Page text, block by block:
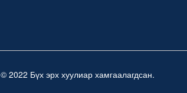
© 2022 Бүх эрх хуулиар хамгаалагдсан.